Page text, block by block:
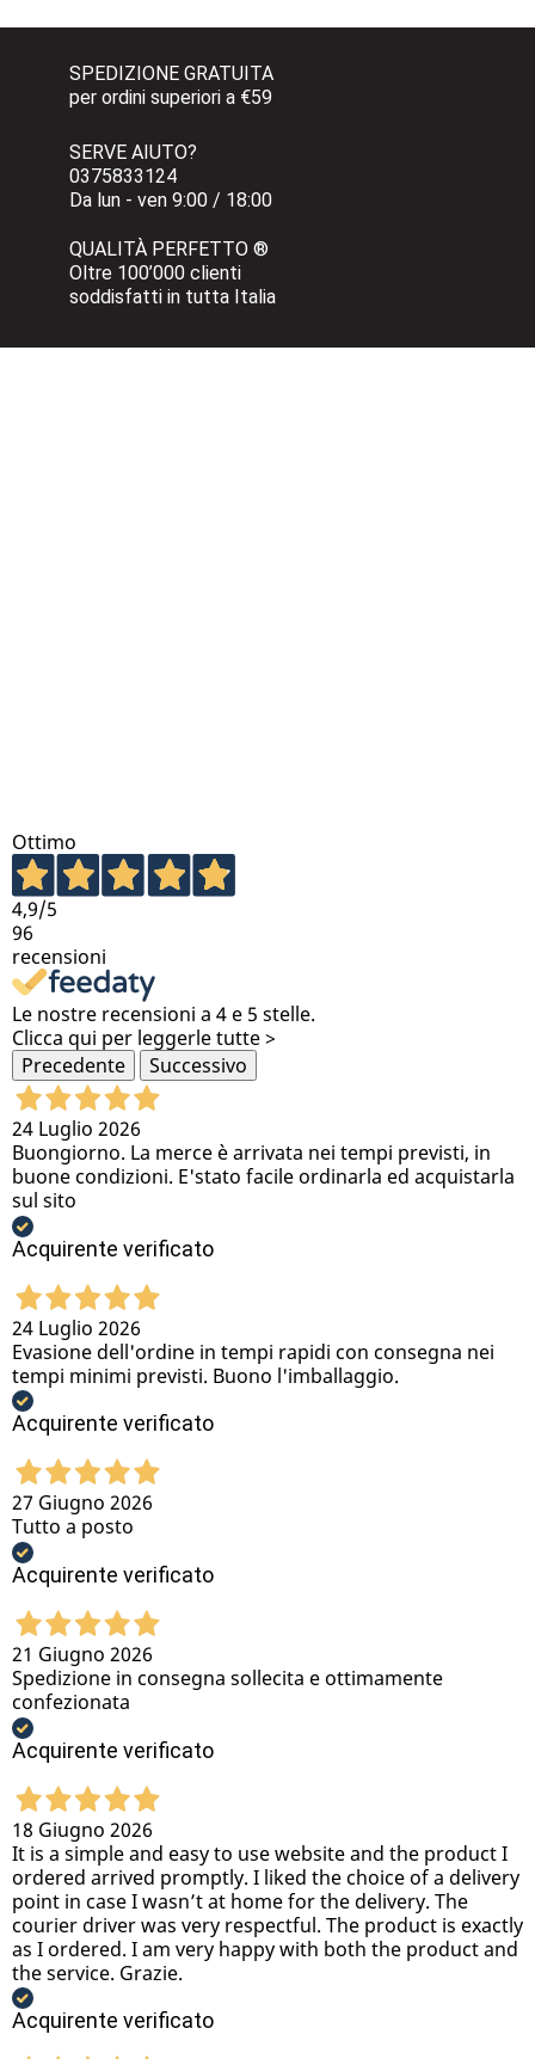
SPEDIZIONE GRATUITA
per ordini superiori a €59
SERVE AIUTO?
0375833124
Da lun - ven 9:00 / 18:00
QUALITÀ PERFETTO ®
Oltre 100’000 clienti
soddisfatti in tutta Italia
Ottimo
4,9/5
96
recensioni
Le nostre recensioni a 4 e 5 stelle.
Clicca qui per leggerle tutte >
Precedente
Successivo
24 Luglio 2026
Buongiorno. La merce è arrivata nei tempi previsti, in
buone condizioni. E'stato facile ordinarla ed acquistarla
sul sito
Acquirente verificato
24 Luglio 2026
Evasione dell'ordine in tempi rapidi con consegna nei
tempi minimi previsti. Buono l'imballaggio.
Acquirente verificato
27 Giugno 2026
Tutto a posto
Acquirente verificato
21 Giugno 2026
Spedizione in consegna sollecita e ottimamente
confezionata
Acquirente verificato
18 Giugno 2026
It is a simple and easy to use website and the product I
ordered arrived promptly. I liked the choice of a delivery
point in case I wasn’t at home for the delivery. The
courier driver was very respectful. The product is exactly
as I ordered. I am very happy with both the product and
the service. Grazie.
Acquirente verificato